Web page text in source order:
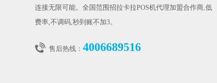
连接无限可能。全国范围招拉卡拉POS机代理加盟合作商,低
费率,不调码,秒到账不加3。
售后热线： 4006689516